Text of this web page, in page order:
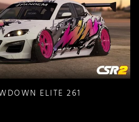
ELITE 261